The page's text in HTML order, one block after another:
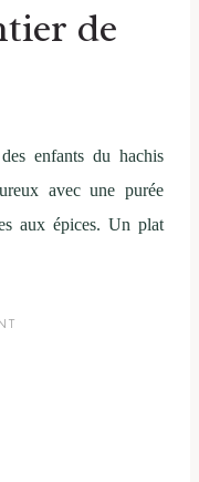
de
enfants du hachis
avec une purée
aux épices. Un plat